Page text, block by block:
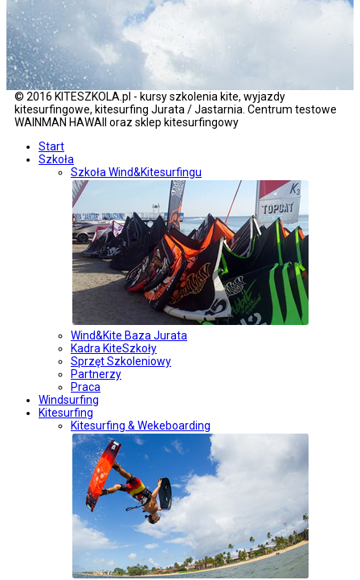
© 2016 KITESZKOLA.pl - kursy szkolenia kite, wyjazdy
kitesurfingowe, kitesurfing Jurata / Jastarnia. Centrum testowe
WAINMAN HAWAII oraz sklep kitesurfingowy
Start
Szkoła
Szkoła Wind&Kitesurfingu
Wind&Kite Baza Jurata
Kadra KiteSzkoły
Sprzęt Szkoleniowy
Partnerzy
Praca
Windsurfing
Kitesurfing
Kitesurfing & Wekeboarding